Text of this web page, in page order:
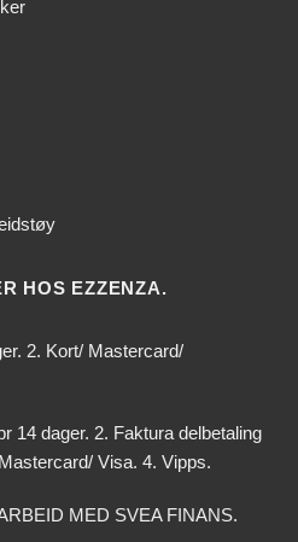
HOS EZZENZA.
2. Kort/ Mastercard/
14 dager. 2. Faktura delbetaling
Visa. 4. Vipps.
MED SVEA FINANS.